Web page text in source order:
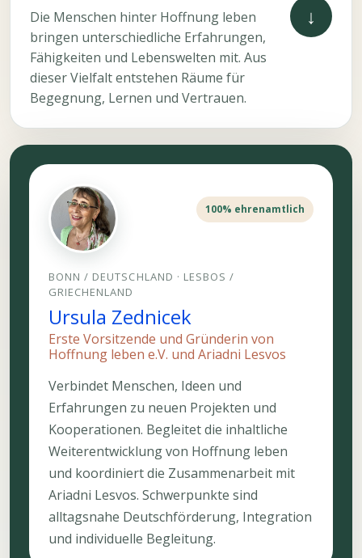
Die Menschen hinter Hoffnung leben
bringen unterschiedliche Erfahrungen,
Fähigkeiten und Lebenswelten mit. Aus
dieser Vielfalt entstehen Räume für
Begegnung, Lernen und Vertrauen.
↓
100% ehrenamtlich
BONN / DEUTSCHLAND · LESBOS /
GRIECHENLAND
Ursula Zednicek
Erste Vorsitzende und Gründerin von
Hoffnung leben e.V. und Ariadni Lesvos
Verbindet Menschen, Ideen und
Erfahrungen zu neuen Projekten und
Kooperationen. Begleitet die inhaltliche
Weiterentwicklung von Hoffnung leben
und koordiniert die Zusammenarbeit mit
Ariadni Lesvos. Schwerpunkte sind
alltagsnahe Deutschförderung, Integration
und individuelle Begleitung.